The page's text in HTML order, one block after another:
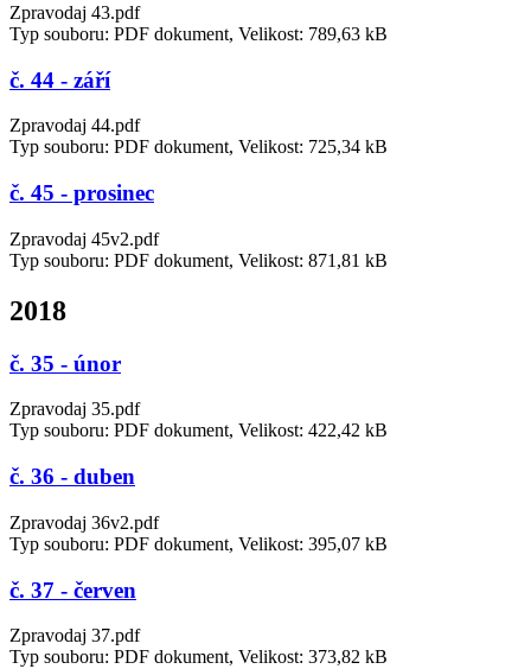
Zpravodaj 43.pdf
Typ souboru: PDF dokument, Velikost: 789,63 kB
č. 44 - září
Zpravodaj 44.pdf
Typ souboru: PDF dokument, Velikost: 725,34 kB
č. 45 - prosinec
Zpravodaj 45v2.pdf
Typ souboru: PDF dokument, Velikost: 871,81 kB
2018
č. 35 - únor
Zpravodaj 35.pdf
Typ souboru: PDF dokument, Velikost: 422,42 kB
č. 36 - duben
Zpravodaj 36v2.pdf
Typ souboru: PDF dokument, Velikost: 395,07 kB
č. 37 - červen
Zpravodaj 37.pdf
Typ souboru: PDF dokument, Velikost: 373,82 kB